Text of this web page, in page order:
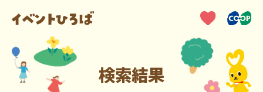
検索結果